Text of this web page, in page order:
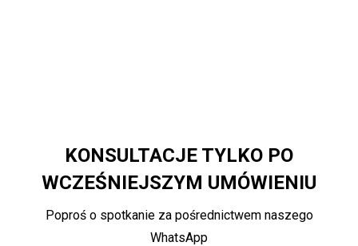
KONSULTACJE TYLKO PO
WCZEŚNIEJSZYM UMÓWIENIU
Poproś o spotkanie za pośrednictwem naszego
WhatsApp